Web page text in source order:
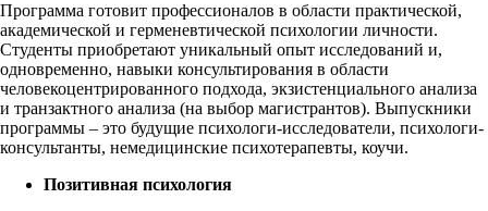
Программа готовит профессионалов в области практической,
академической и герменевтической психологии личности.
Студенты приобретают уникальный опыт исследований и,
одновременно, навыки консультирования в области
человекоцентрированного подхода, экзистенциального анализа
и транзактного анализа (на выбор магистрантов). Выпускники
программы – это будущие психологи-исследователи, психологи-
консультанты, немедицинские психотерапевты, коучи.
Позитивная психология